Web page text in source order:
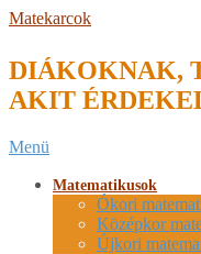
Skip
content
Matekarcok
DIÁKOKNAK,
AKIT
Secondary
Menu
Menü
Matematikusok
Ókori
Középkor
Újkori